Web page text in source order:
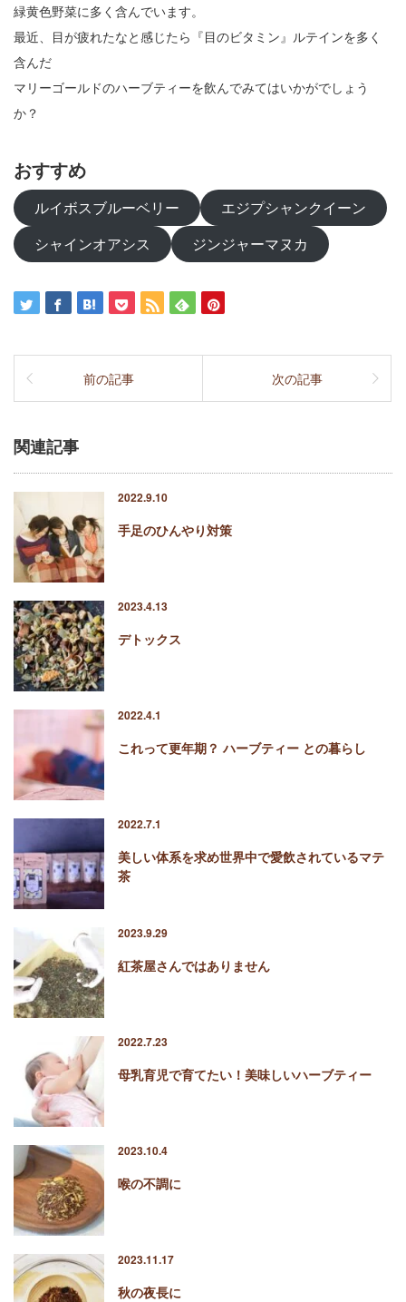
緑黄色野菜に多く含んでいます。
最近、目が疲れたなと感じたら『目のビタミン』ルテインを多く
含んだ
マリーゴールドのハーブティーを飲んでみてはいかがでしょう
か？
おすすめ
ルイボスブルーベリー
エジプシャンクイーン
シャインオアシス
ジンジャーマヌカ
前の記事 次の記事
関連記事
2022.9.10
手足のひんやり対策
2023.4.13
デトックス
2022.4.1
これって更年期？ ハーブティー との暮らし
2022.7.1
美しい体系を求め世界中で愛飲されているマテ
茶
2023.9.29
紅茶屋さんではありません
2022.7.23
母乳育児で育てたい！美味しいハーブティー
2023.10.4
喉の不調に
2023.11.17
秋の夜長に